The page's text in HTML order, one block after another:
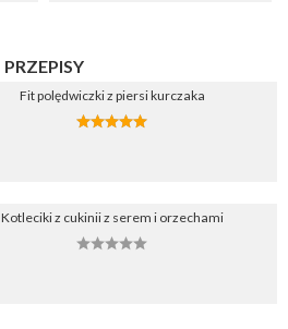
PRZEPISY
Fit polędwiczki z piersi kurczaka
Kotleciki z cukinii z serem i orzechami